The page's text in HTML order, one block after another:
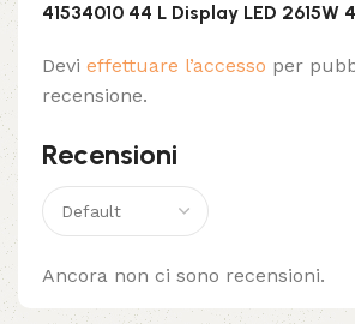
Recensioni
Ancora non ci sono recensioni.
41534010 44 L Display LED 2615W
Devi effettuare l’accesso per
recensione.